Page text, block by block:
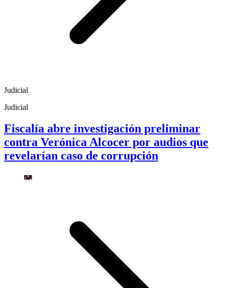
Judicial
Judicial
Fiscalía abre investigación preliminar
contra Verónica Alcocer por audios que
revelarían caso de corrupción